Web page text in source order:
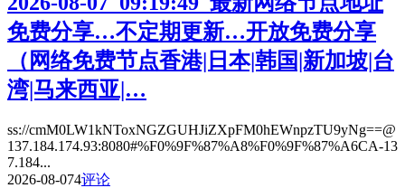
免费分享…不定期更新…开放免费分享
（网络免费节点香港|日本|韩国|新加坡|台
湾|马来西亚|…
ss://cmM0LW1kNToxNGZGUHJiZXpFM0hEWnpzTU9yNg==@
137.184.174.93:8080#%F0%9F%87%A8%F0%9F%87%A6CA-13
7.184...
2026-08-074评论